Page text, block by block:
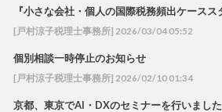
『小さな会社・個人の国際税務頻出ケース
[戸村涼子税理士事務所] 2026/03/04 05:52
個別相談一時停止のお知らせ
[戸村涼子税理士事務所] 2026/02/10 01:34
京都、東京でAI・DXのセミナーを行いました